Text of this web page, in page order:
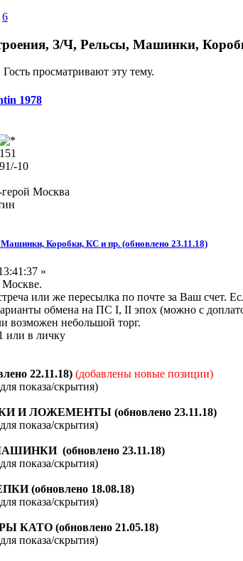
6
З/Ч, Рельсы, Машинки,
просматривают эту тему.
1978
10
Москва
Коробки, КС и пр. (обновлено 23.11.18)
»
Москве.
или же пересылка по почте за Ваш счет.
обмена на ПС I, II эпох (можно с
возможен небольшой торг.
или в личку
22.11.18) (добавлены новые позиции)
показа/скрытия)
И ЛОЖЕМЕНТЫ (обновлено 23.11.18)
показа/скрытия)
(обновлено 23.11.18)
показа/скрытия)
(обновлено 18.08.18)
показа/скрытия)
(обновлено 21.05.18)
показа/скрытия)